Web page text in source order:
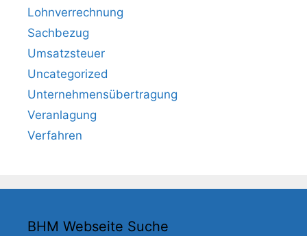
Lohnverrechnung
Sachbezug
Umsatzsteuer
Uncategorized
Unternehmensübertragung
Veranlagung
Verfahren
BHM Webseite Suche